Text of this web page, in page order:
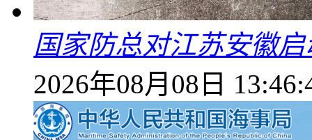
国家防总对江苏安徽
2026年08月08日